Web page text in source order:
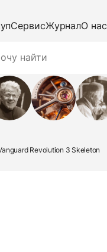
СервисЖурналО нас
Revolution 3 Skeleton